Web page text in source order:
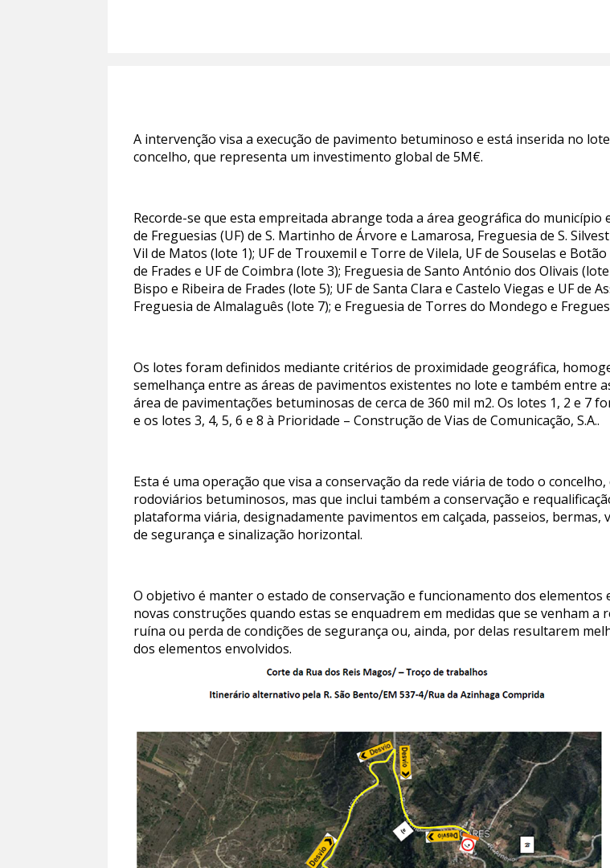
A intervenção visa a execução de pavimento betuminoso e está inserida no
concelho, que representa um investimento global de 5M€.
Recorde-se que esta empreitada abrange toda a área geográfica do
de Freguesias (UF) de S. Martinho de Árvore e Lamarosa, Freguesia de S.
Vil de Matos (lote 1); UF de Trouxemil e Torre de Vilela, UF de Souselas e
de Frades e UF de Coimbra (lote 3); Freguesia de Santo António dos Olivais
Bispo e Ribeira de Frades (lote 5); UF de Santa Clara e Castelo Viegas e UF de
Freguesia de Almalaguês (lote 7); e Freguesia de Torres do Mondego e
Os lotes foram definidos mediante critérios de proximidade geográfica,
semelhança entre as áreas de pavimentos existentes no lote e também entre
área de pavimentações betuminosas de cerca de 360 mil m2. Os lotes 1, 2 e 7
e os lotes 3, 4, 5, 6 e 8 à Prioridade – Construção de Vias de Comunicação, S.A..
Esta é uma operação que visa a conservação da rede viária de todo o
rodoviários betuminosos, mas que inclui também a conservação e
plataforma viária, designadamente pavimentos em calçada, passeios,
de segurança e sinalização horizontal.
O objetivo é manter o estado de conservação e funcionamento dos elementos
novas construções quando estas se enquadrem em medidas que se venham
ruína ou perda de condições de segurança ou, ainda, por delas resultarem
dos elementos envolvidos.